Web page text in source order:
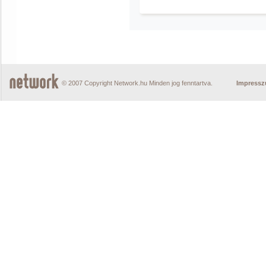
© 2007 Copyright Network.hu Minden jog fenntartva.